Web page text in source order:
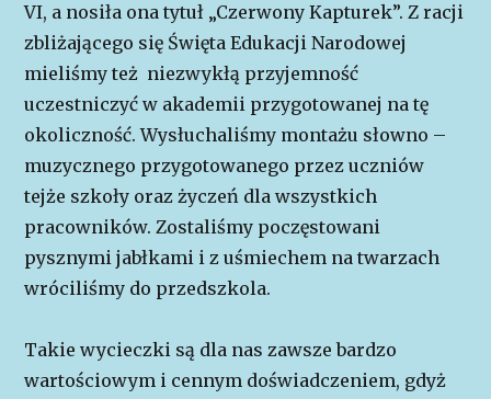
VI, a nosiła ona tytuł „Czerwony Kapturek”. Z racji
zbliżającego się Święta Edukacji Narodowej
mieliśmy też niezwykłą przyjemność
uczestniczyć w akademii przygotowanej na tę
okoliczność. Wysłuchaliśmy montażu słowno –
muzycznego przygotowanego przez uczniów
tejże szkoły oraz życzeń dla wszystkich
pracowników. Zostaliśmy poczęstowani
pysznymi jabłkami i z uśmiechem na twarzach
wróciliśmy do przedszkola.
Takie wycieczki są dla nas zawsze bardzo
wartościowym i cennym doświadczeniem, gdyż